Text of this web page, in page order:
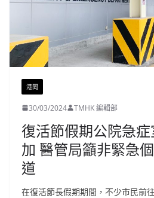
港聞
30/03/2024 TMHK 編輯部
復活節假期公院急
加 醫管局籲非緊急
道
在復活節長假期期間，不少市民前